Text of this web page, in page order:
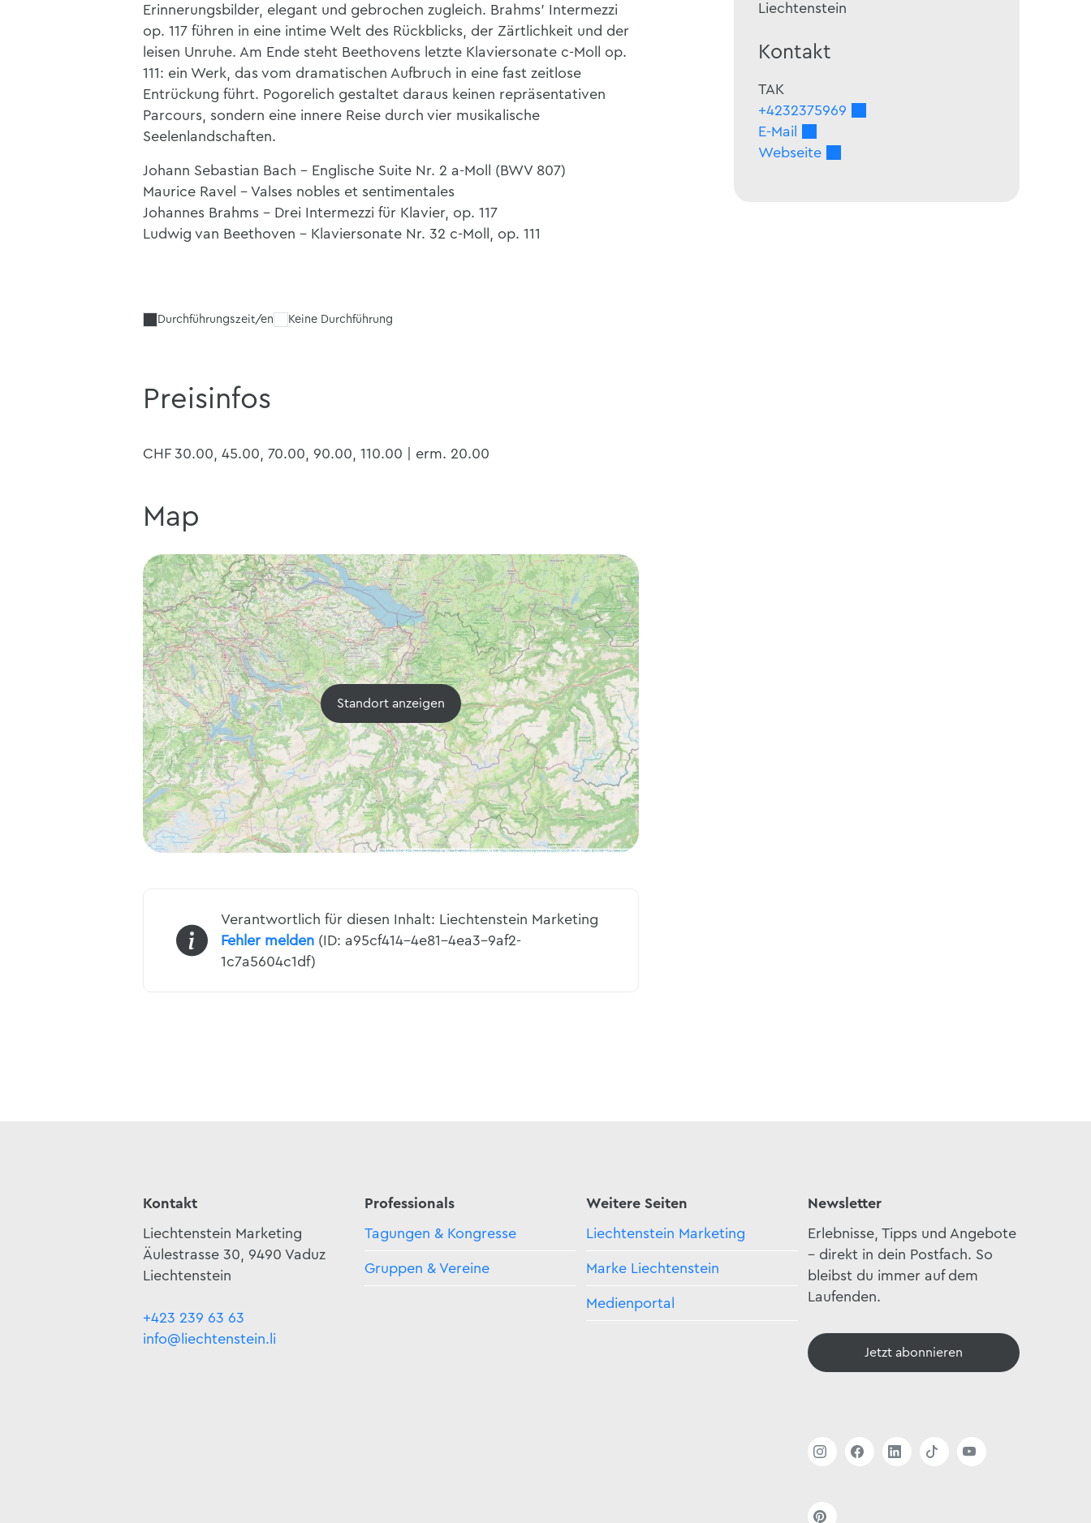
Erinnerungsbilder, elegant und gebrochen zugleich. Brahms’ Intermezzi
op. 117 führen in eine intime Welt des Rückblicks, der Zärtlichkeit und der
leisen Unruhe. Am Ende steht Beethovens letzte Klaviersonate c-Moll op.
111: ein Werk, das vom dramatischen Aufbruch in eine fast zeitlose
Entrückung führt. Pogorelich gestaltet daraus keinen repräsentativen
Parcours, sondern eine innere Reise durch vier musikalische
Seelenlandschaften.
Johann Sebastian Bach - Englische Suite Nr. 2 a-Moll (BWV 807)
Maurice Ravel - Valses nobles et sentimentales
Johannes Brahms - Drei Intermezzi für Klavier, op. 117
Ludwig van Beethoven - Klaviersonate Nr. 32 c-Moll, op. 111
Durchführungszeit/en Keine Durchführung
Preisinfos
CHF 30.00, 45.00, 70.00, 90.00, 110.00 | erm. 20.00
Map
Standort anzeigen
Verantwortlich für diesen Inhalt: Liechtenstein Marketing
Fehler melden(ID: a95cf414-4e81-4ea3-9af2-
1c7a5604c1df)
Liechtenstein
Kontakt
TAK
+4232375969
E-Mail
Webseite
Kontakt
Liechtenstein Marketing
Äulestrasse 30, 9490 Vaduz
Liechtenstein
+423 239 63 63
info@liechtenstein.li
Professionals
Tagungen & Kongresse
Gruppen & Vereine
Weitere Seiten
Liechtenstein Marketing
Marke Liechtenstein
Medienportal
Newsletter
Erlebnisse, Tipps und Angebote
– direkt in dein Postfach. So
bleibst du immer auf dem
Laufenden.
Jetzt abonnieren